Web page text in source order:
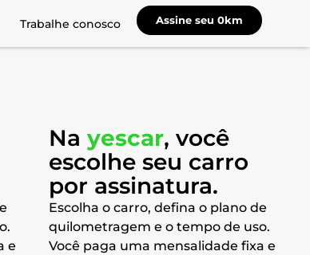
Trabalhe conosco Assine seu 0km
e
Na yescar, você
escolhe seu carro
por assinatura.
Escolha o carro, defina o plano de
quilometragem e o tempo de uso.
Você paga uma mensalidade fixa e